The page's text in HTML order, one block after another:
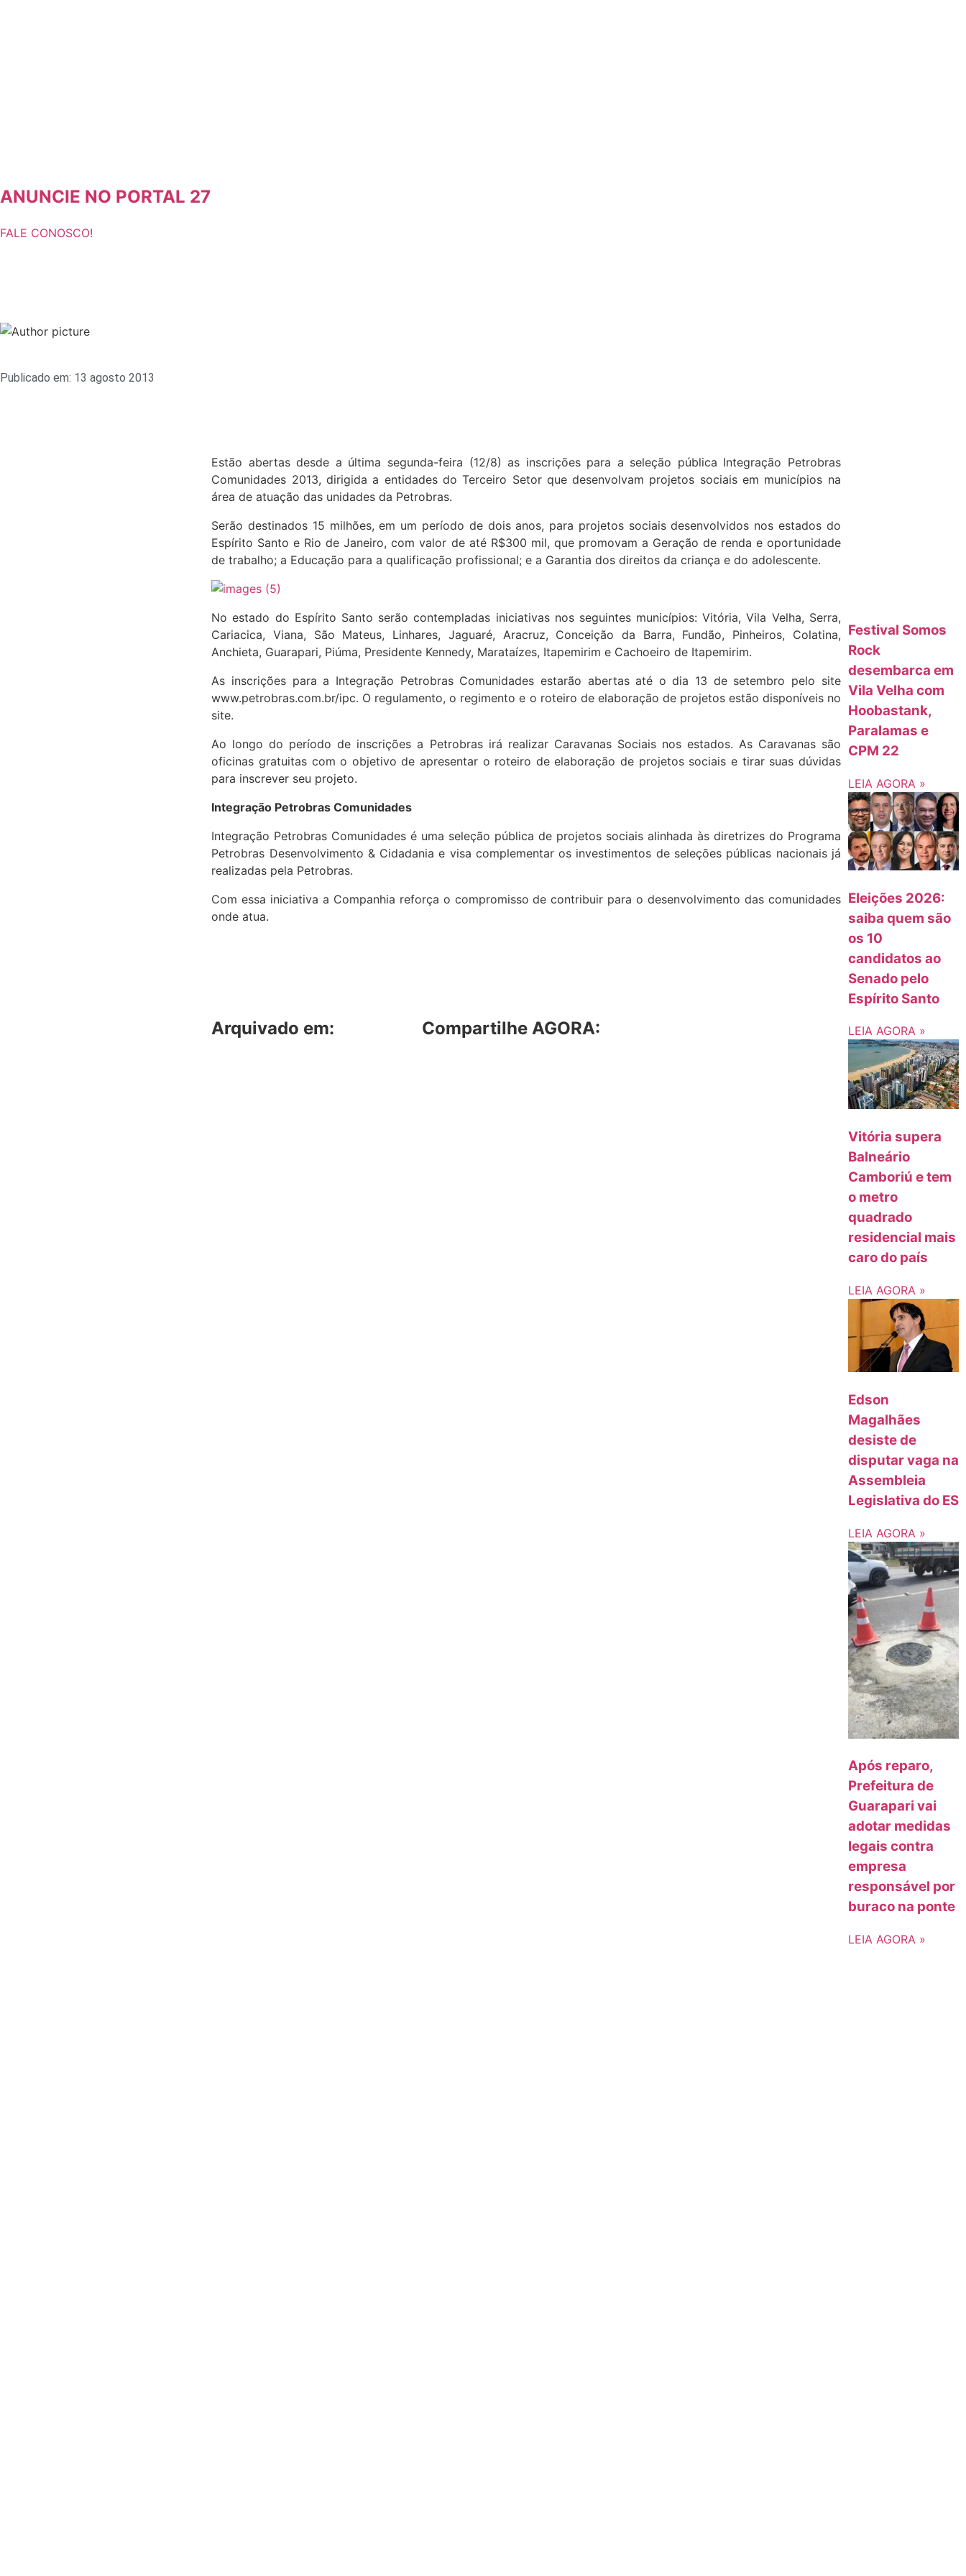
ANUNCIE NO PORTAL 27
FALE CONOSCO!
Publicado em: 13 agosto 2013
Estão abertas desde a última segunda-feira (12/8) as inscrições para a seleção pública Integração Petrobras
Comunidades 2013, dirigida a entidades do Terceiro Setor que desenvolvam projetos sociais em municípios na
área de atuação das unidades da Petrobras.
Serão destinados 15 milhões, em um período de dois anos, para projetos sociais desenvolvidos nos estados do
Espírito Santo e Rio de Janeiro, com valor de até R$300 mil, que promovam a Geração de renda e oportunidade
de trabalho; a Educação para a qualificação profissional; e a Garantia dos direitos da criança e do adolescente.
No estado do Espírito Santo serão contempladas iniciativas nos seguintes municípios: Vitória, Vila Velha, Serra,
Cariacica, Viana, São Mateus, Linhares, Jaguaré, Aracruz, Conceição da Barra, Fundão, Pinheiros, Colatina,
Anchieta, Guarapari, Piúma, Presidente Kennedy, Marataízes, Itapemirim e Cachoeiro de Itapemirim.
As inscrições para a Integração Petrobras Comunidades estarão abertas até o dia 13 de setembro pelo site
www.petrobras.com.br/ipc. O regulamento, o regimento e o roteiro de elaboração de projetos estão disponíveis no
site.
Ao longo do período de inscrições a Petrobras irá realizar Caravanas Sociais nos estados. As Caravanas são
oficinas gratuitas com o objetivo de apresentar o roteiro de elaboração de projetos sociais e tirar suas dúvidas
para inscrever seu projeto.
Integração Petrobras Comunidades
Integração Petrobras Comunidades é uma seleção pública de projetos sociais alinhada às diretrizes do Programa
Petrobras Desenvolvimento & Cidadania e visa complementar os investimentos de seleções públicas nacionais já
realizadas pela Petrobras.
Com essa iniciativa a Companhia reforça o compromisso de contribuir para o desenvolvimento das comunidades
onde atua.
Arquivado em: Compartilhe AGORA:
Festival Somos
Rock
desembarca em
Vila Velha com
Hoobastank,
Paralamas e
CPM 22
LEIA AGORA »
Eleições 2026:
saiba quem são
os 10
candidatos ao
Senado pelo
Espírito Santo
LEIA AGORA »
Vitória supera
Balneário
Camboriú e tem
o metro
quadrado
residencial mais
caro do país
LEIA AGORA »
Edson
Magalhães
desiste de
disputar vaga na
Assembleia
Legislativa do ES
LEIA AGORA »
Após reparo,
Prefeitura de
Guarapari vai
adotar medidas
legais contra
empresa
responsável por
buraco na ponte
LEIA AGORA »